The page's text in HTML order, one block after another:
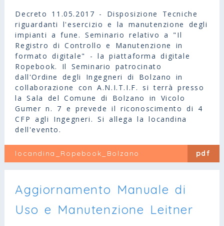
Decreto 11.05.2017 - Disposizione Tecniche
riguardanti l'esercizio e la manutenzione degli
impianti a fune. Seminario relativo a "Il
Registro di Controllo e Manutenzione in
formato digitale" - la piattaforma digitale
Ropebook. Il Seminario patrocinato
dall'Ordine degli Ingegneri di Bolzano in
collaborazione con A.N.I.T.I.F. si terrà presso
la Sala del Comune di Bolzano in Vicolo
Gumer n. 7 e prevede il riconoscimento di 4
CFP agli Ingegneri. Si allega la locandina
dell'evento.
locandina_Ropebook_Bolzano pdf
Aggiornamento Manuale di
Uso e Manutenzione Leitner